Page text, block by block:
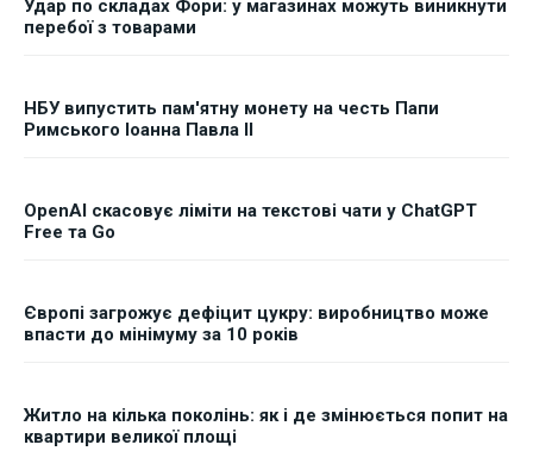
Удар по складах Фори: у магазинах можуть виникнути
перебої з товарами
НБУ випустить пам'ятну монету на честь Папи
Римського Іоанна Павла II
OpenAI скасовує ліміти на текстові чати у ChatGPT
Free та Go
Європі загрожує дефіцит цукру: виробництво може
впасти до мінімуму за 10 років
Житло на кілька поколінь: як і де змінюється попит на
квартири великої площі